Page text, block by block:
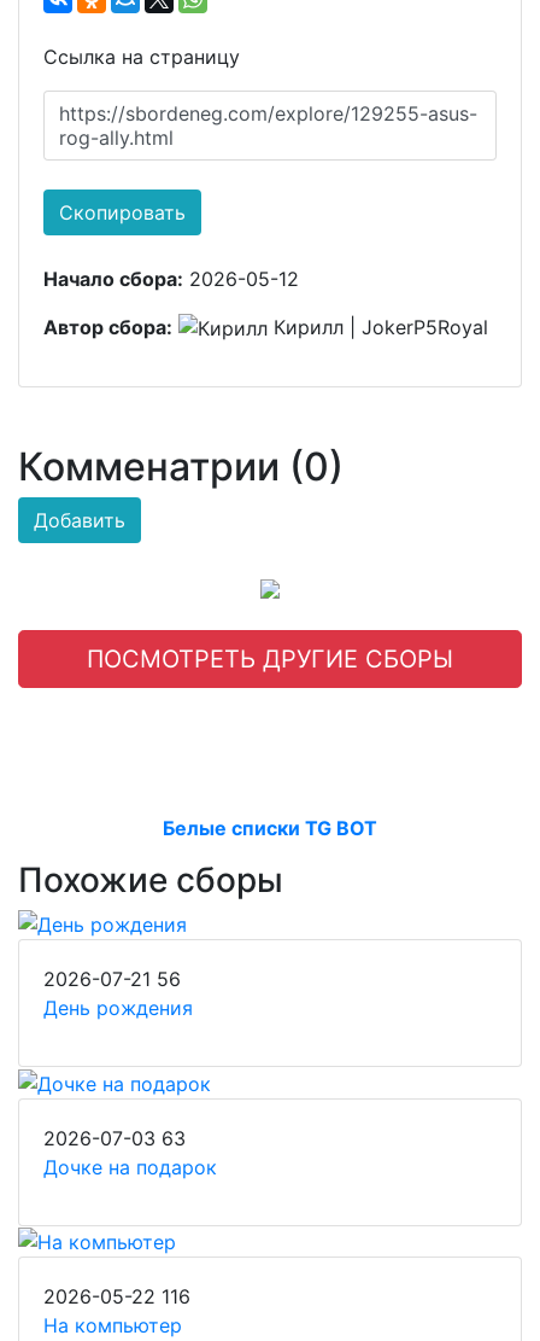
Ссылка на страницу
https://sbordeneg.com/explore/129255-asus-
rog-ally.html
Скопировать
Начало сбора: 2026-05-12
Автор сбора:
Кирилл | JokerP5Royal
Комменатрии (0)
Добавить
ПОСМОТРЕТЬ ДРУГИЕ СБОРЫ
Белые списки TG BOT
Похожие сборы
2026-07-21 56
День рождения
2026-07-03 63
Дочке на подарок
2026-05-22 116
На компьютер